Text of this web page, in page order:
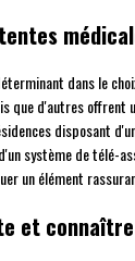
dans le
que d'autres
disposant
système de télé-
un élément
et